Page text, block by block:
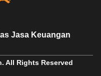
Jasa Keuangan
All Rights Reserved